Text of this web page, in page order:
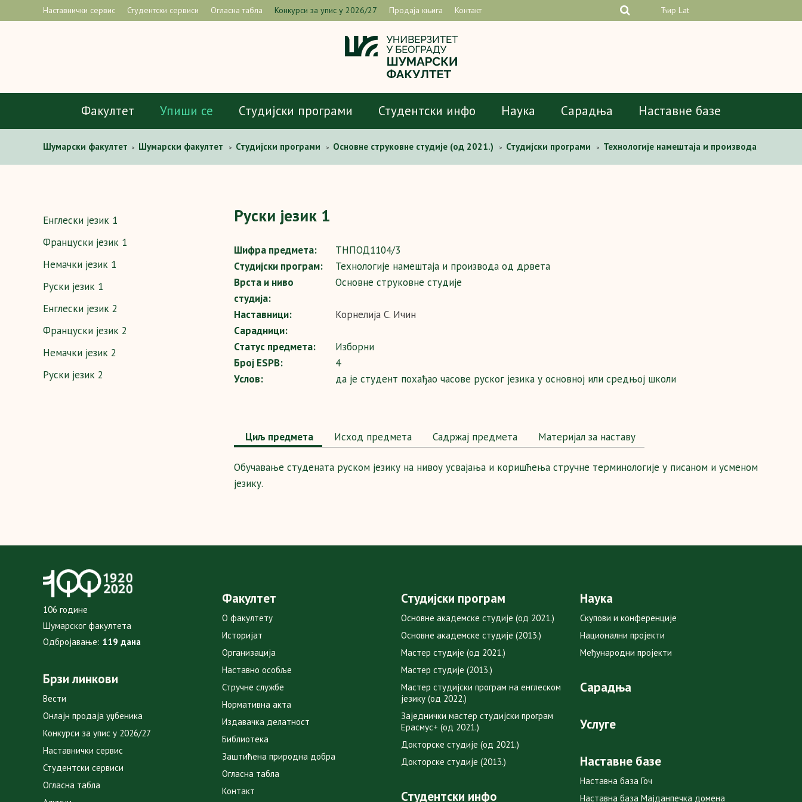
Наставнички сервис Студентски сервиси Огласна табла Конкурси за упис у 2026/27 Продаја књига Контакт Ћир Lat
Факултет Упиши се Студијски програми Студентски инфо Наука Сарадња Наставне базе
Шумaрски факултет > Шумарски факултет > Студијски програми > Основне струковне студије (од 2021.) > Студијски програми > Технологије намештаја и производа
Енглески језик 1
Француски језик 1
Немачки језик 1
Руски језик 1
Енглески језик 2
Француски језик 2
Немачки језик 2
Руски језик 2
Руски језик 1
Шифра предмета:
ТНПОД1104/3
Студијски програм:
Технологије намештаја и производа од дрвета
Врста и ниво
студија:
Основне струковне студије
Наставници:
Корнелија С. Ичин
Сарадници:
Статус предмета:
Изборни
Број ESPB:
4
Услов:
да је студент похађао часове руског језика у основној или средњој школи
Циљ предмета Исход предмета Садржај предмета Maтеријал за наставу
Обучавање студената руском језику на нивоу усвајања и коришћења стручне терминологије у писаном и усменом
језику.
106 године
Шумарског факултета
Одбројавање: 119 дана
Брзи линкови
Вести
Онлајн продаја уџбеника
Конкурси за упис у 2026/27
Наставнички сервис
Студентски сервиси
Огласна табла
Факултет
О факултету
Историјат
Организација
Наставно особље
Стручне службе
Нормативна акта
Издавачка делатност
Библиотека
Заштићена природна добра
Огласна табла
Контакт
Студијски програм
Основне академске студије (од 2021.)
Основне академске студије (2013.)
Мастер студије (од 2021.)
Мастер студије (2013.)
Мастер студијски програм на енглеском
језику (од 2022.)
Заједнички мастер студијски програм
Ерасмус+ (од 2021.)
Докторске студије (од 2021.)
Докторске студије (2013.)
Студентски инфо
Наука
Скупови и конференције
Национални пројекти
Међународни пројекти
Сарадња
Услуге
Наставне базе
Наставна база Гоч
Наставна база Мајданпечка домена